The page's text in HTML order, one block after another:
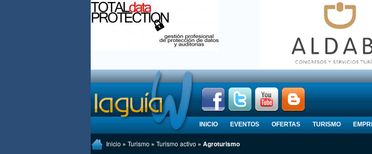
INICIO EVENTOS OFERTAS TURISMO
Inicio » Turismo » Turismo activo » Agroturismo